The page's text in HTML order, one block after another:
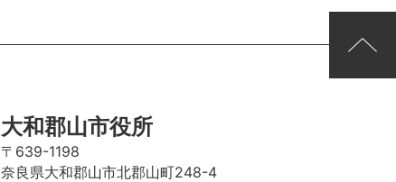
大和郡山市役所
〒639-1198
奈良県大和郡山市北郡山町248-4